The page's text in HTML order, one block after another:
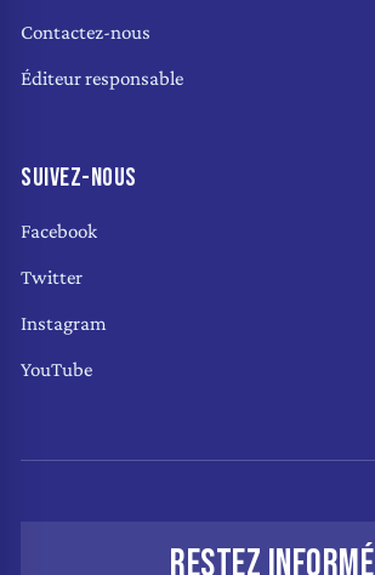
Contactez-nous
Éditeur responsable
SUIVEZ-NOUS
Facebook
Twitter
Instagram
YouTube
RESTEZ INFORMÉ